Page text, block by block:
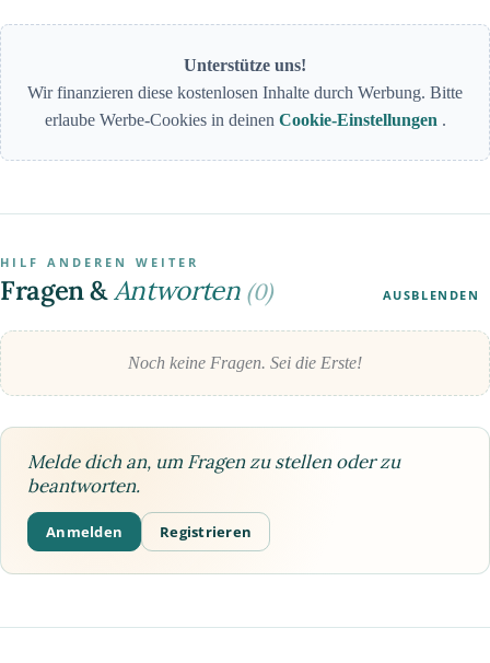
Unterstütze uns!
Wir finanzieren diese kostenlosen Inhalte durch Werbung. Bitte
erlaube Werbe-Cookies in deinen Cookie-Einstellungen .
HILF ANDEREN WEITER
Fragen &Antworten (0) AUSBLENDEN
Noch keine Fragen. Sei die Erste!
Melde dich an, um Fragen zu stellen oder zu
beantworten.
Anmelden Registrieren